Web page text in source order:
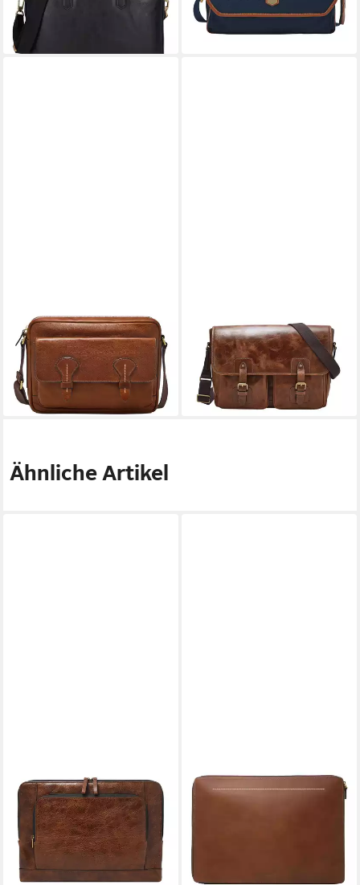
lieferbar - in 2-3 Werktagen bei dir lieferbar - in 2-3 Werktagen bei dir
FOSSIL
Umhängetasche Bennett
174,37 € UVP 329,00 €
-47%
lieferbar - in 2-3 Werktagen bei dir
FOSSIL
Laptoptasche Greenville
179,60 € UVP 449,00 €
-60%
lieferbar - in 2-3 Werktagen bei dir
Ähnliche Artikel
FOSSIL
Laptop-Hülle Dillon
129,00 € UVP169,00 €
-24%
lieferbar - in 2-3 Werktagen bei dir
FOSSIL
Laptop-Hülle Westover
-25%